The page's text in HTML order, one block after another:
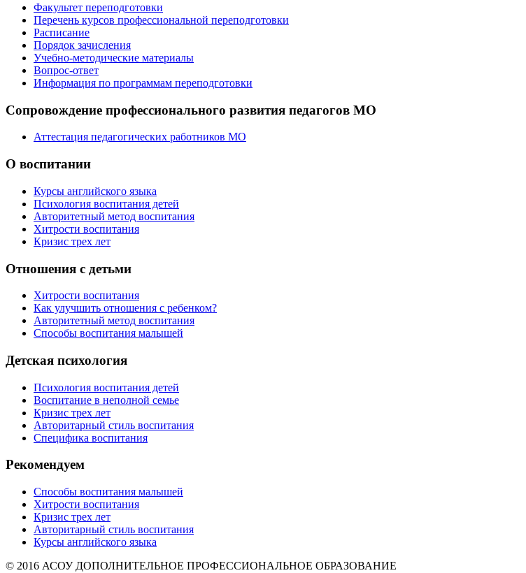
Факультет переподготовки
Перечень курсов профессиональной переподготовки
Расписание
Порядок зачисления
Учебно-методические материалы
Вопрос-ответ
Информация по программам переподготовки
Сопровождение профессионального развития педагогов МО
Аттестация педагогических работников МО
О воспитании
Курсы английского языка
Психология воспитания детей
Авторитетный метод воспитания
Хитрости воспитания
Кризис трех лет
Отношения с детьми
Хитрости воспитания
Как улучшить отношения с ребенком?
Авторитетный метод воспитания
Способы воспитания малышей
Детская психология
Психология воспитания детей
Воспитание в неполной семье
Кризис трех лет
Авторитарный стиль воспитания
Специфика воспитания
Рекомендуем
Способы воспитания малышей
Хитрости воспитания
Кризис трех лет
Авторитарный стиль воспитания
Курсы английского языка
© 2016 АСОУ ДОПОЛНИТЕЛЬНОЕ ПРОФЕССИОНАЛЬНОЕ ОБРАЗОВАНИЕ